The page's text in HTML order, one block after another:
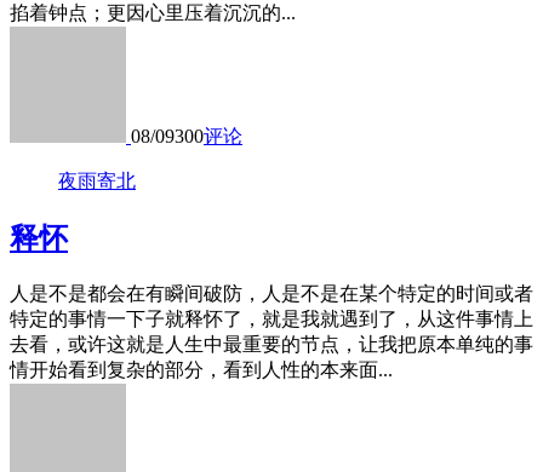
掐着钟点；更因心里压着沉沉的...
08/09300评论
夜雨寄北
释怀
人是不是都会在有瞬间破防，人是不是在某个特定的时间或者
特定的事情一下子就释怀了，就是我就遇到了，从这件事情上
去看，或许这就是人生中最重要的节点，让我把原本单纯的事
情开始看到复杂的部分，看到人性的本来面...